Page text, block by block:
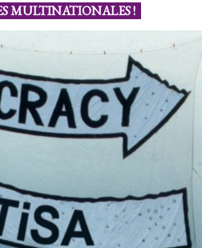
MULTINATIONALES !